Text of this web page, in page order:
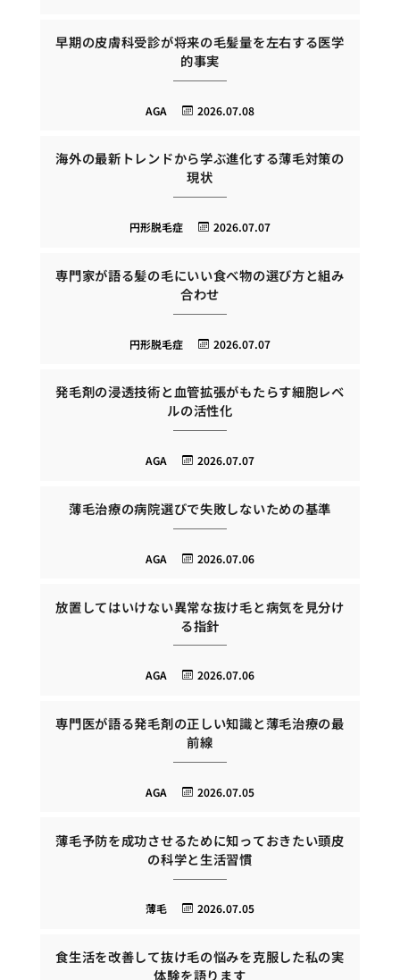
早期の皮膚科受診が将来の毛髪量を左右する医学
的事実
2026.07.08
AGA
海外の最新トレンドから学ぶ進化する薄毛対策の
現状
2026.07.07
円形脱毛症
専門家が語る髪の毛にいい食べ物の選び方と組み
合わせ
2026.07.07
円形脱毛症
発毛剤の浸透技術と血管拡張がもたらす細胞レベ
ルの活性化
2026.07.07
AGA
薄毛治療の病院選びで失敗しないための基準
2026.07.06
AGA
放置してはいけない異常な抜け毛と病気を見分け
る指針
2026.07.06
AGA
専門医が語る発毛剤の正しい知識と薄毛治療の最
前線
2026.07.05
AGA
薄毛予防を成功させるために知っておきたい頭皮
の科学と生活習慣
2026.07.05
薄毛
食生活を改善して抜け毛の悩みを克服した私の実
体験を語ります